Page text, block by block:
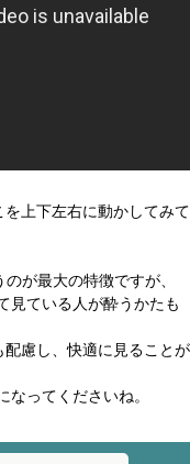
上下左右に動かしてみて
が最大の特徴ですが、
見ている人が酔うかたも
慮し、快適に見ることが
ってくださいね。